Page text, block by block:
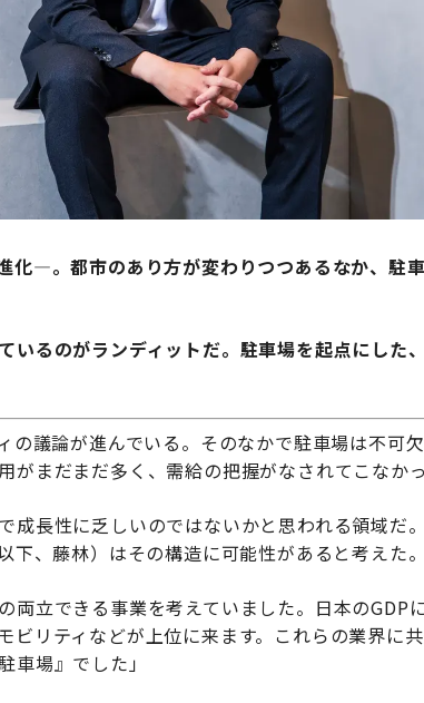
化―。都市のあり方が変わりつつあるなか、駐
いるのがランディットだ。駐車場を起点にした
議論が進んでいる。そのなかで駐車場は不可
まだまだ多く、需給の把握がなされてこなかっ
成長性に乏しいのではないかと思われる領域だ
、藤林）はその構造に可能性があると考えた。
両立できる事業を考えていました。日本のGDP
ビリティなどが上位に来ます。これらの業界に
車場』でした」